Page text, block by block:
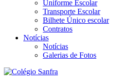
Uniforme Escolar
Transporte Escolar
Bilhete Único escolar
Contratos
Notícias
Notícias
Galerias de Fotos